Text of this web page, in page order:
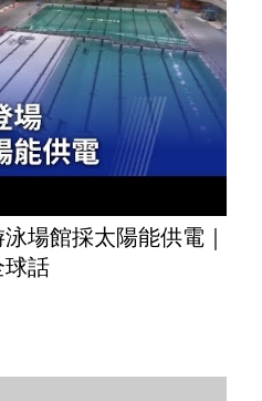
場館採太陽能供電｜
球話